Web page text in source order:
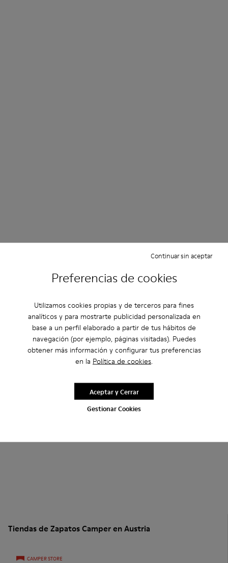
Preferencias de cookies
Utilizamos cookies propias y de terceros para fines
analíticos y para mostrarte publicidad personalizada en
base a un perfil elaborado a partir de tus hábitos de
navegación (por ejemplo, páginas visitadas). Puedes
obtener más información y configurar tus preferencias
en la Política de cookies.
Gestionar Cookies
Continuar sin aceptar
Aceptar y Cerrar
Tiendas de Zapatos Camper en Austria
CAMPER STORE